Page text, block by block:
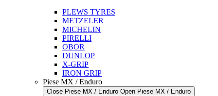
PLEWS TYRES
METZELER
MICHELIN
PIRELLI
OBOR
DUNLOP
X-GRIP
IRON GRIP
Piese MX / Enduro
Close Piese MX / Enduro Open Piese MX / Enduro